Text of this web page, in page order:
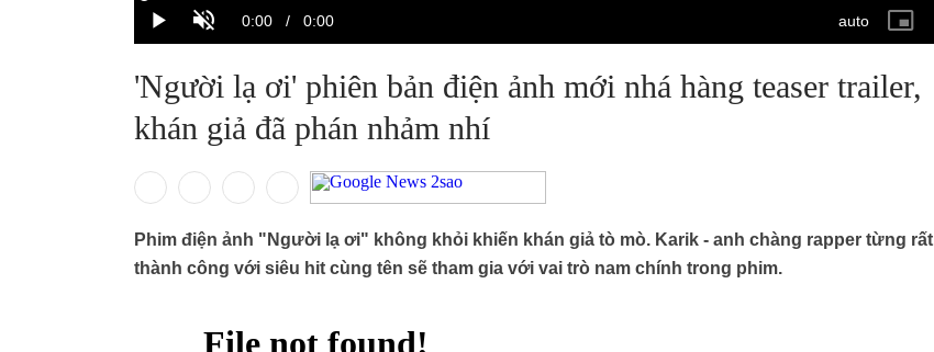
'Người lạ ơi' phiên bản điện ảnh mới nhá hàng teaser trailer,
khán giả đã phán nhảm nhí
Phim điện ảnh "Người lạ ơi" không khỏi khiến khán giả tò mò. Karik - anh chàng rapper từng rất
thành công với siêu hit cùng tên sẽ tham gia với vai trò nam chính trong phim.